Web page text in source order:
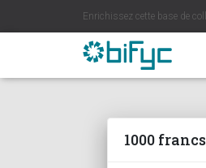
Enrichissez cette base de
1000